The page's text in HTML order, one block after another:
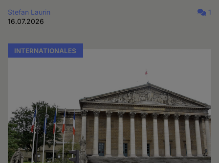
Stefan Laurin
16.07.2026
1
INTERNATIONALES